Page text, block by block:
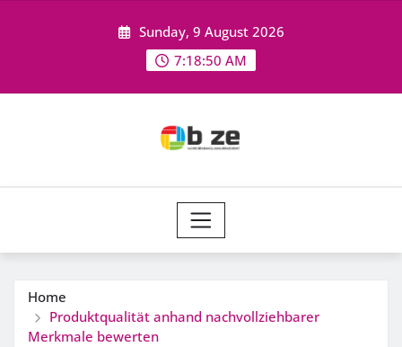
Sunday, 9 August 2026
7:18:50 AM
Home
Produktqualität anhand nachvollziehbarer
Merkmale bewerten